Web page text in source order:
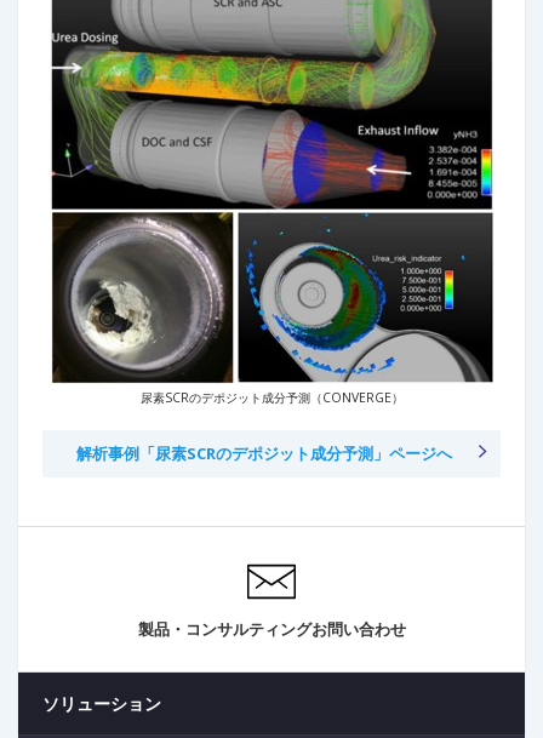
尿素SCRのデポジット成分予測（CONVERGE）
解析事例「尿素SCRのデポジット成分予測」ページへ
製品・コンサルティングお問い合わせ
ソリューション